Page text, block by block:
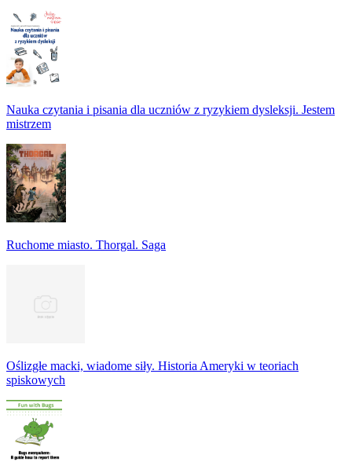
Nauka czytania i pisania dla uczniów z ryzykiem dysleksji. Jestem
mistrzem
Ruchome miasto. Thorgal. Saga
Oślizgłe macki, wiadome siły. Historia Ameryki w teoriach
spiskowych